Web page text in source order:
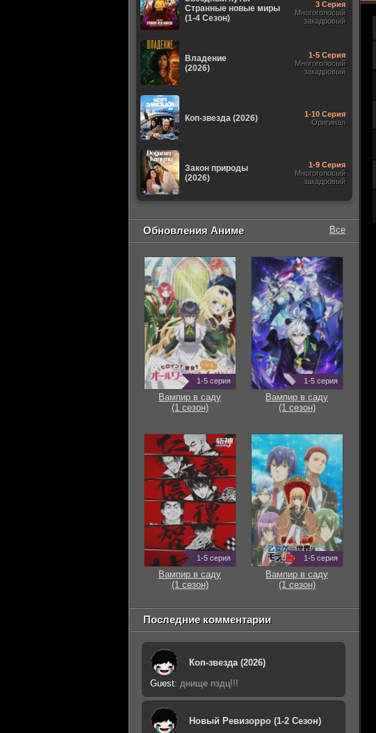
Странные новые миры
(1-4 Сезон)
3 Серия
Многоголосый
закадровый
Владение
(2026)
1-5 Серия
Многоголосый
закадровый
Коп-звезда (2026)
1-10 Серия
Оригинал
Закон природы
(2026)
1-9 Серия
Многоголосый
закадровый
Обновления Аниме Все
1-5 серия
Вампир в саду
(1 сезон)
1-5 серия
Вампир в саду
(1 сезон)
1-5 серия
Вампир в саду
(1 сезон)
1-5 серия
Вампир в саду
(1 сезон)
Последние комментарии
Коп-звезда (2026)
Guest: днище пздц!!!
Новый Ревизорро (1-2 Сезон)